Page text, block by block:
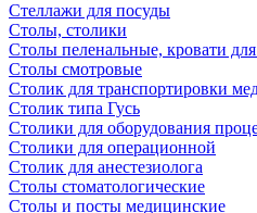
Стеллажи для посуды
Столы, столики
Столы пеленальные, кровати
Столы смотровые
Столик для транспортировки
Столик типа Гусь
Столики для оборудования
Столики для операционной
Столик для анестезиолога
Столы стоматологические
Столы и посты медицинские